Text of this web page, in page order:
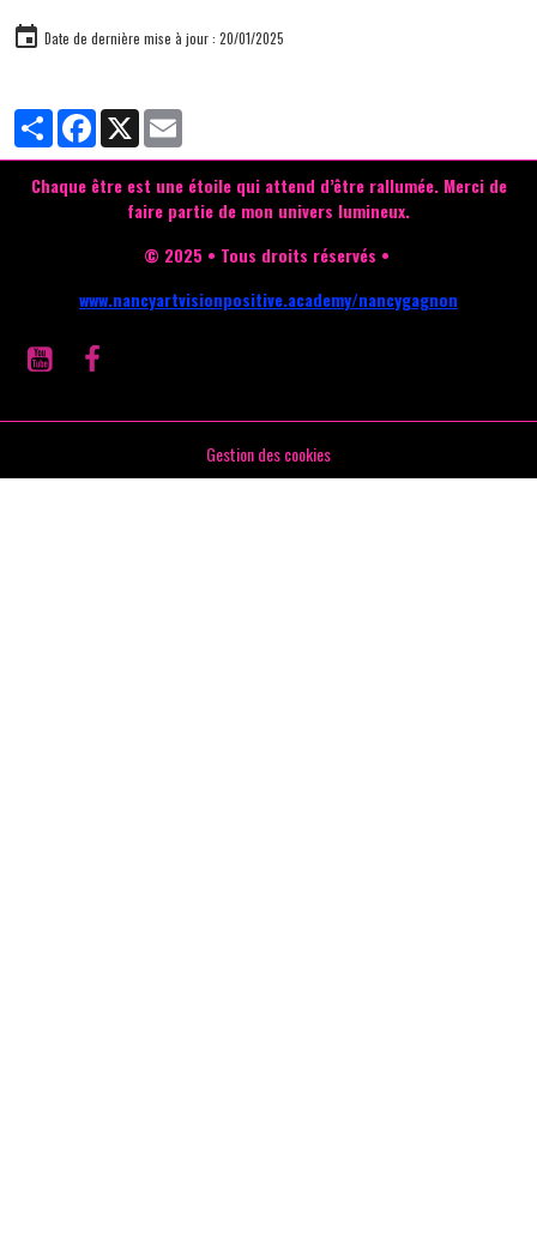
Date de dernière mise à jour : 20/01/2025
PartagerFacebook
X
Chaque être est une étoile qui attend d’être rallumée. Merci de
faire partie de mon univers lumineux.
© 2025 • Tous droits réservés •
www.nancyartvisionpositive.academy/nancygagnon
Gestion des cookies